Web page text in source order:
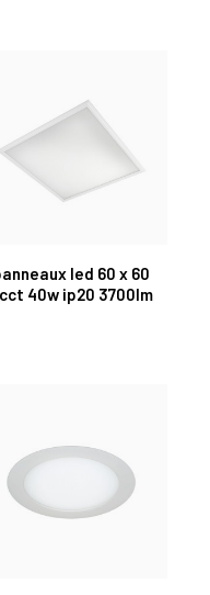
led 60 x 60
40w ip20 3700lm